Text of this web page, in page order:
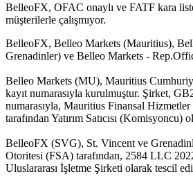
BelleoFX, OFAC onaylı ve FATF kara
müşterilerle çalışmıyor.
BelleoFX, Belleo Markets (Mauritius),
Grenadinler) ve Belleo Markets -
Belleo Markets (MU), Mauritius
kayıt numarasıyla kurulmuştur. Şirket,
numarasıyla, Mauritius Finansal
tarafından Yatırım Satıcısı (Komisyoncu)
BelleoFX (SVG), St. Vincent ve
Otoritesi (FSA) tarafından, 2584 LLC
Uluslararası İşletme Şirketi olarak tescil